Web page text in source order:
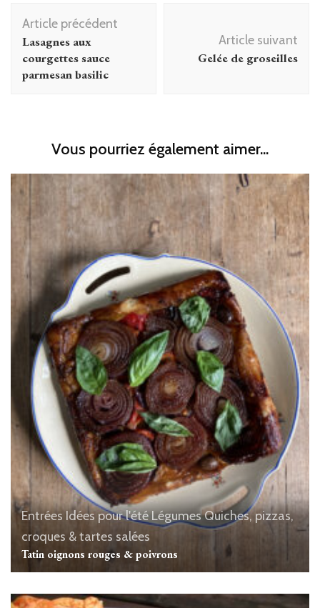
Navigation
d'article
Article précédent
Lasagnes aux
courgettes sauce
parmesan basilic
Article suivant
Gelée de groseilles
Vous pourriez également aimer...
Entrées Idées pour l'étéLégumesQuiches, pizzas,
croques & tartes salées
Tatin oignons rouges & poivrons